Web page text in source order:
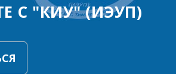
С "КИУ" (ИЭУП)